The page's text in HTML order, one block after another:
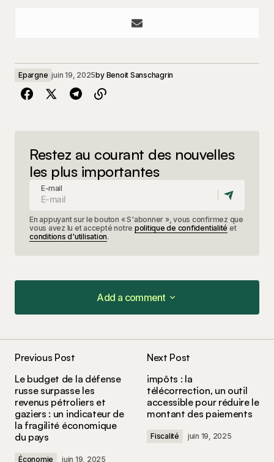
Epargne juin 19, 2025by Benoit Sanschagrin
Restez au courant des nouvelles
les plus importantes
E-mail
En appuyant sur le bouton « S'abonner », vous confirmez que
vous avez lu et accepté notre politique de confidentialité et
conditions d'utilisation.
Add a comment
Add a comment
champs obligatoires sont indiqués avec
Comment*
Previous Post
Le budget de la défense
russe surpasse les
revenus pétroliers et
gaziers : un indicateur de
la fragilité économique
du pays
Économie juin 19, 2025
Next Post
impôts : la
télécorrection, un outil
accessible pour réduire le
montant des paiements
Fiscalité juin 19, 2025